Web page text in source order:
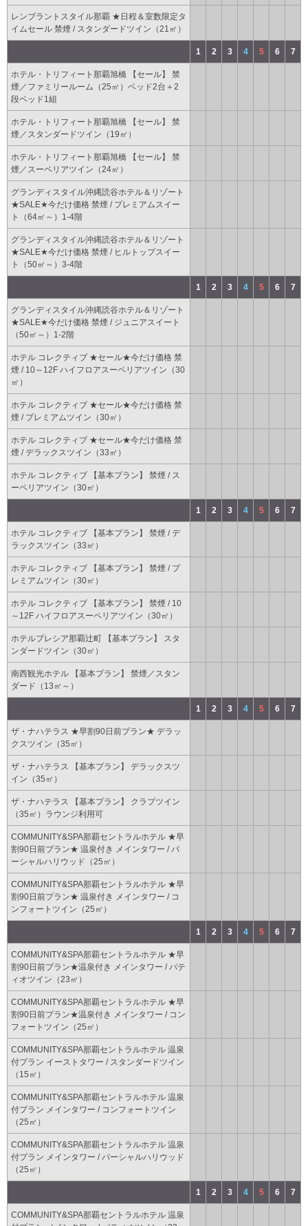
レンブラントスタイル那覇 ★日程＆室数限定タ
イムセール 禁煙 / スタンダードツイン（21㎡）
1 2 3 4 5 6 7
ホテル・トリフィート那覇旭橋 【セール】 禁
煙／ファミリールーム（25㎡）ベッド2台＋2
段ベッド1組
ホテル・トリフィート那覇旭橋 【セール】 禁
煙／スタンダードツイン（19㎡）
ホテル・トリフィート那覇旭橋 【セール】 禁
煙／スーペリアツイン（24㎡）
グランディスタイル沖縄読谷ホテル＆リゾート
★SALE★今だけ価格 禁煙 / プレミアムスイー
ト（64㎡～）1-4階
グランディスタイル沖縄読谷ホテル＆リゾート
★SALE★今だけ価格 禁煙 / ヒルトップスイー
ト（50㎡～）3-4階
1 2 3 4 5 6 7
グランディスタイル沖縄読谷ホテル＆リゾート
★SALE★今だけ価格 禁煙 / ジュニアスイート
（50㎡～）1-2階
ホテル コレクティブ ★セール★今だけ価格 禁
煙 / 10～12F ハイフロアスーペリアツイン（30
㎡）
ホテル コレクティブ ★セール★今だけ価格 禁
煙 / プレミアムツイン（30㎡）
ホテル コレクティブ ★セール★今だけ価格 禁
煙 / デラックスツイン（33㎡）
ホテル コレクティブ 【基本プラン】 禁煙 / ス
ーペリアツイン（30㎡）
1 2 3 4 5 6 7
ホテル コレクティブ 【基本プラン】 禁煙 / デ
ラックスツイン（33㎡）
ホテル コレクティブ 【基本プラン】 禁煙 / プ
レミアムツイン（30㎡）
ホテル コレクティブ 【基本プラン】 禁煙 / 10
～12F ハイフロアスーペリアツイン（30㎡）
ホテルプレシア那覇辻町 【基本プラン】 スタ
ンダードツイン（30㎡）
南西観光ホテル 【基本プラン】 禁煙／スタン
ダード（13㎡～）
1 2 3 4 5 6 7
ザ・ナハテラス ★早割90日前プラン★ デラッ
クスツイン（35㎡）
ザ・ナハテラス 【基本プラン】 デラックスツ
イン（35㎡）
ザ・ナハテラス 【基本プラン】 クラブツイン
（35㎡）ラウンジ利用可
COMMUNITY&SPA那覇セントラルホテル ★早
割90日前プラン★ 温泉付き メインタワー / パ
ーシャルハリウッド（25㎡）
COMMUNITY&SPA那覇セントラルホテル ★早
割90日前プラン★ 温泉付き メインタワー / コ
ンフォートツイン（25㎡）
1 2 3 4 5 6 7
COMMUNITY&SPA那覇セントラルホテル ★早
割90日前プラン★温泉付き メインタワー / パテ
ィオツイン（23㎡）
COMMUNITY&SPA那覇セントラルホテル ★早
割90日前プラン★温泉付き メインタワー / コン
フォートツイン（25㎡）
COMMUNITY&SPA那覇セントラルホテル 温泉
付プラン イーストタワー / スタンダードツイン
（15㎡）
COMMUNITY&SPA那覇セントラルホテル 温泉
付プラン メインタワー / コンフォートツイン
（25㎡）
COMMUNITY&SPA那覇セントラルホテル 温泉
付プラン メインタワー / パーシャルハリウッド
（25㎡）
1 2 3 4 5 6 7
COMMUNITY&SPA那覇セントラルホテル 温泉